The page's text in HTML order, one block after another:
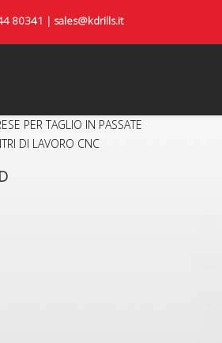
80341 | sales@kdrills.it
PER TAGLIO IN PASSATE
DI LAVORO CNC